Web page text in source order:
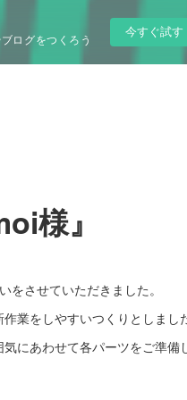
ログをつくろう
今すぐ試す
様』
させていただきました。
業をしやすいつくりとしまし
にあわせて各パーツをご準備